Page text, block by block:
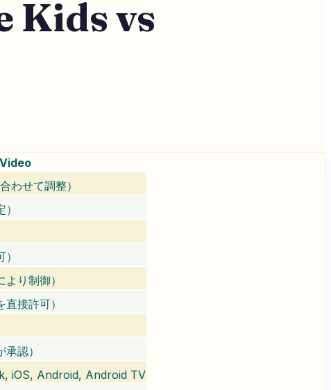
Kids vs
わせて調整）
り制御）
接許可）
認）
iOS, Android, Android TV